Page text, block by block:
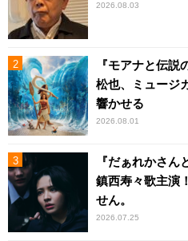
2026.08.03
『モアナと伝
松也、ミュージ
響かせる
2026.08.01
『だぁれかさ
鎮西寿々歌主演
せん。
2026.07.25